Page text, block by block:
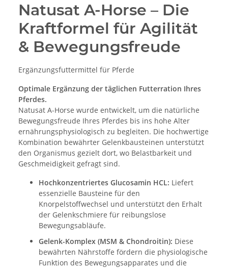
Natusat A-Horse – Die
Kraftformel für Agilität
& Bewegungsfreude
Ergänzungsfuttermittel für Pferde
Optimale Ergänzung der täglichen Futterration Ihres
Pferdes.
Natusat A-Horse wurde entwickelt, um die natürliche
Bewegungsfreude Ihres Pferdes bis ins hohe Alter
ernährungsphysiologisch zu begleiten. Die hochwertige
Kombination bewährter Gelenkbausteinen unterstützt
den Organismus gezielt dort, wo Belastbarkeit und
Geschmeidigkeit gefragt sind.
Hochkonzentriertes Glucosamin HCL: Liefert
essenzielle Bausteine für den
Knorpelstoffwechsel und unterstützt den Erhalt
der Gelenkschmiere für reibungslose
Bewegungsabläufe.
Gelenk-Komplex (MSM & Chondroitin): Diese
bewährten Nährstoffe fördern die physiologische
Funktion des Bewegungsapparates und die